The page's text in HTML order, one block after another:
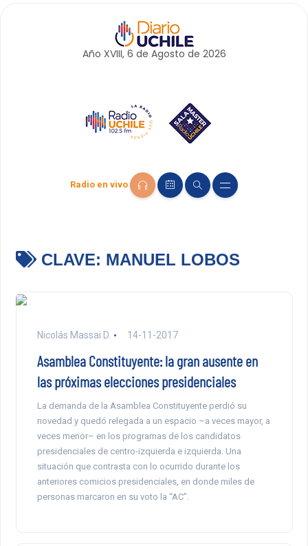
Año XVIII, 6 de Agosto de 2026
Radio en vivo
CLAVE: MANUEL LOBOS
Nicolás Massai D. 14-11-2017
Asamblea Constituyente: la gran ausente en
las próximas elecciones presidenciales
La demanda de la Asamblea Constituyente perdió su
novedad y quedó relegada a un espacio –a veces mayor, a
veces menor– en los programas de los candidatos
presidenciales de centro-izquierda e izquierda. Una
situación que contrasta con lo ocurrido durante los
anteriores comicios presidenciales, en donde miles de
personas marcaron en su voto la “AC”.